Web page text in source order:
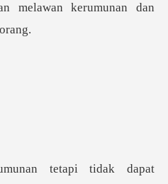
elawan kerumunan dan
api tidak dapat